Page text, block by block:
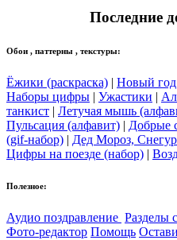
Последние
Обои , паттерны , текстуры:
Ёжики (раскраска) | Новый
Наборы цифры | Ужастики |
танкист | Летучая мышь
Пульсация (алфавит) | Добрые
(gif-набор) | Дед Мороз,
Цифры на поезде (набор) |
Полезное:
Аудио поздравление Разделы
Фото-редактор Помощь